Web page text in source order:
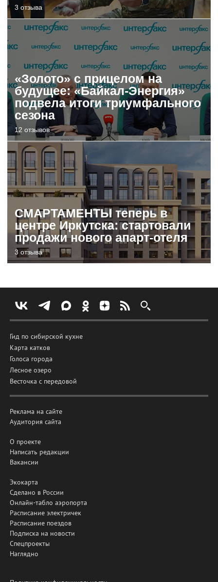
3 отзыва
«Золото» с прицелом на
будущее: «Байкал-Энергия»
подвела итоги триумфального
сезона
12 отзывов
СМАРТАМЕНТЫ теперь в
центре Иркутска: стартовали
продажи нового апарт-отеля
3 отзыва
Гид по сибирской кухне
Карта катков
Голоса города
Лесное озеро
Весточка с передовой
Реклама на сайте
Аудитория сайта
О проекте
Написать редакции
Вакансии
Экокарта
Сделано в России
Онлайн-табло аэропорта
Расписание электричек
Расписание поездов
Подписка на новости
Спецпроекты
Наглядно